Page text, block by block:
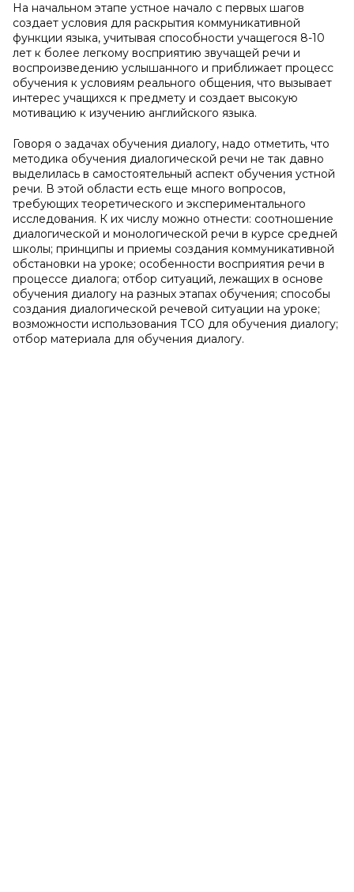
На начальном этапе устное начало с первых шагов
создает условия для раскрытия коммуникативной
функции языка, учитывая способности учащегося 8-10
лет к более легкому восприятию звучащей речи и
воспроизведению услышанного и приближает процесс
обучения к условиям реального общения, что вызывает
интерес учащихся к предмету и создает высокую
мотивацию к изучению английского языка.
Говоря о задачах обучения диалогу, надо отметить, что
методика обучения диалогической речи не так давно
выделилась в самостоятельный аспект обучения устной
речи. В этой области есть еще много вопросов,
требующих теоретического и экспериментального
исследования. К их числу можно отнести: соотношение
диалогической и монологической речи в курсе средней
школы; принципы и приемы создания коммуникативной
обстановки на уроке; особенности восприятия речи в
процессе диалога; отбор ситуаций, лежащих в основе
обучения диалогу на разных этапах обучения; способы
создания диалогической речевой ситуации на уроке;
возможности использования ТСО для обучения диалогу;
отбор материала для обучения диалогу.